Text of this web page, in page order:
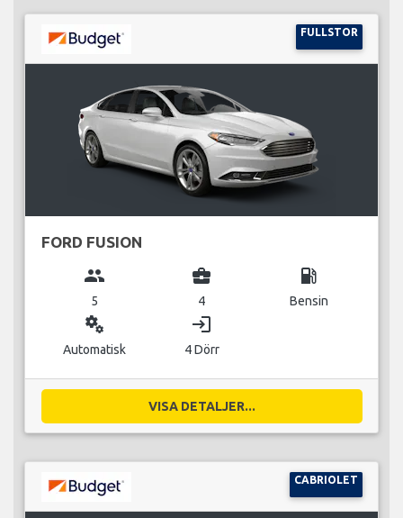
FULLSTOR
FORD FUSION
group
5
business_center
4
local_gas_station
Bensin
miscellaneous_services
Automatisk
login
4 Dörr
VISA DETALJER...
CABRIOLET